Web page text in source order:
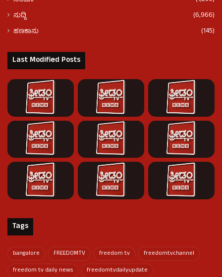
ಸುದ್ದಿ
(6,966)
ಹಣಕಾಸು
(145)
Last Modified Posts
Tags
bangalore FREEDOMTV freedom tv
freedomtvchannel
freedom tv daily news
freedomtvdailyupdate